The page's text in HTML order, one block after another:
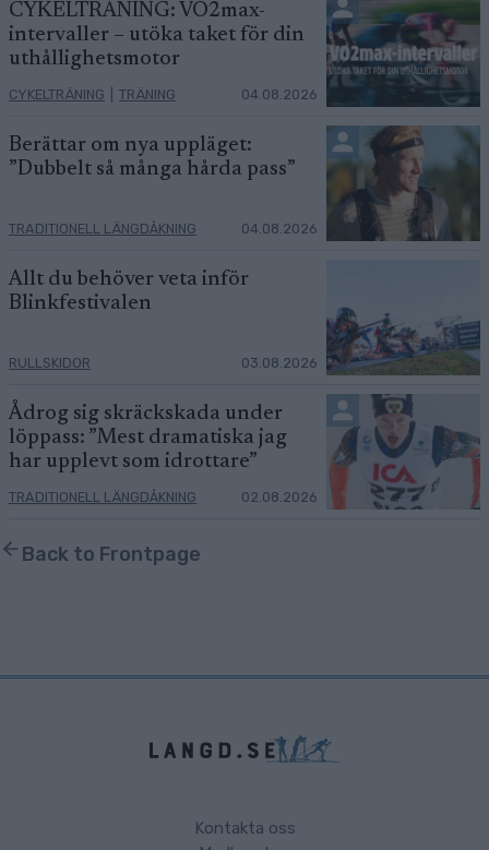
CYKELTRÄNING: VO2max-
intervaller – utöka taket för din
uthållighetsmotor
CYKELTRÄNING TRÄNING 04.08.2026
Berättar om nya uppläget:
”Dubbelt så många hårda pass”
TRADITIONELL LÄNGDÅKNING 04.08.2026
Allt du behöver veta inför
Blinkfestivalen
RULLSKIDOR 03.08.2026
Ådrog sig skräckskada under
löppass: ”Mest dramatiska jag
har upplevt som idrottare”
TRADITIONELL LÄNGDÅKNING 02.08.2026
Back to Frontpage
Kontakta oss